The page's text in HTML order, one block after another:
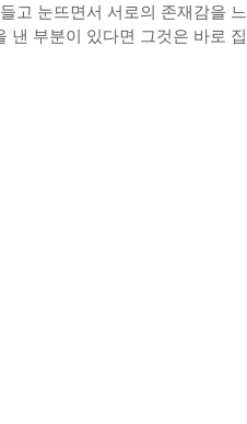
고 눈뜨면서 서로의 존재감을 느
낸 부분이 있다면 그것은 바로 집